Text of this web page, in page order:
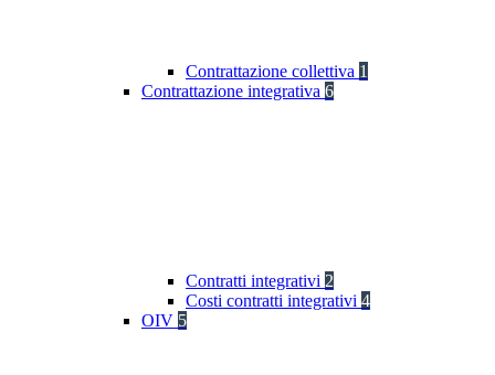
Contrattazione collettiva 1
Contrattazione integrativa 6
Contratti integrativi 2
Costi contratti integrativi 4
OIV 5